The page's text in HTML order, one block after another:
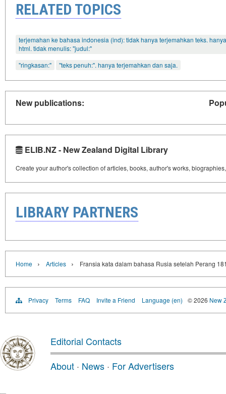
RELATED TOPICS
terjemahan ke bahasa indonesia (ind): tidak hanya terjemahkan teks.
html. tidak menulis: "judul:"
"ringkasan:"
"teks penuh:". hanya terjemahkan dan saja.
New publications:
ELIB.NZ - New Zealand Digital Library
Create your author's collection of articles, books, author's works,
LIBRARY PARTNERS
Home › Articles › Fransia kata dalam bahasa Rusia setelah Perang
Privacy Terms FAQ Invite a Friend Language (en) © 2026 New
Editorial Contacts
About · News · For Advertisers